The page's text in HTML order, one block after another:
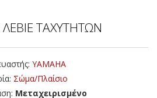
ΛΕΒΙΕ ΤΑΧΥΤΗΤΩΝ
YAMAHA
Σώμα/Πλαίσιο
Μεταχειρισμένο